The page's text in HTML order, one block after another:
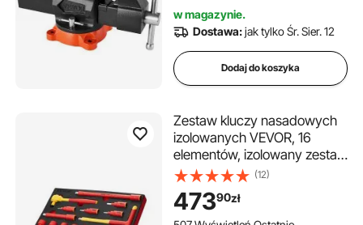
zaciskania rur okrągłych
w magazynie.
Dostawa:jak tylko Śr. Sier. 12
Dodaj do koszyka
Zestaw kluczy nasadowych
izolowanych VEVOR, 16
elementów, izolowany zestaw
kluczy nasadowych 1000 V z
izolowanymi nasadkami,
klucz z uchwytem w kształcie
(12)
47390zł